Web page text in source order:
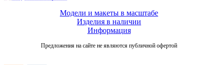
Модели и макеты в масштабе
Изделия в наличии
Информация
Предложения на сайте не являются публичной офертой